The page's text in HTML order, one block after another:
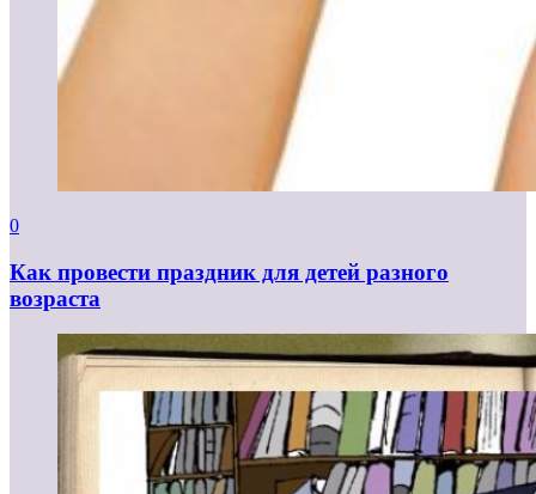
0
Как провести праздник для детей разного
возраста